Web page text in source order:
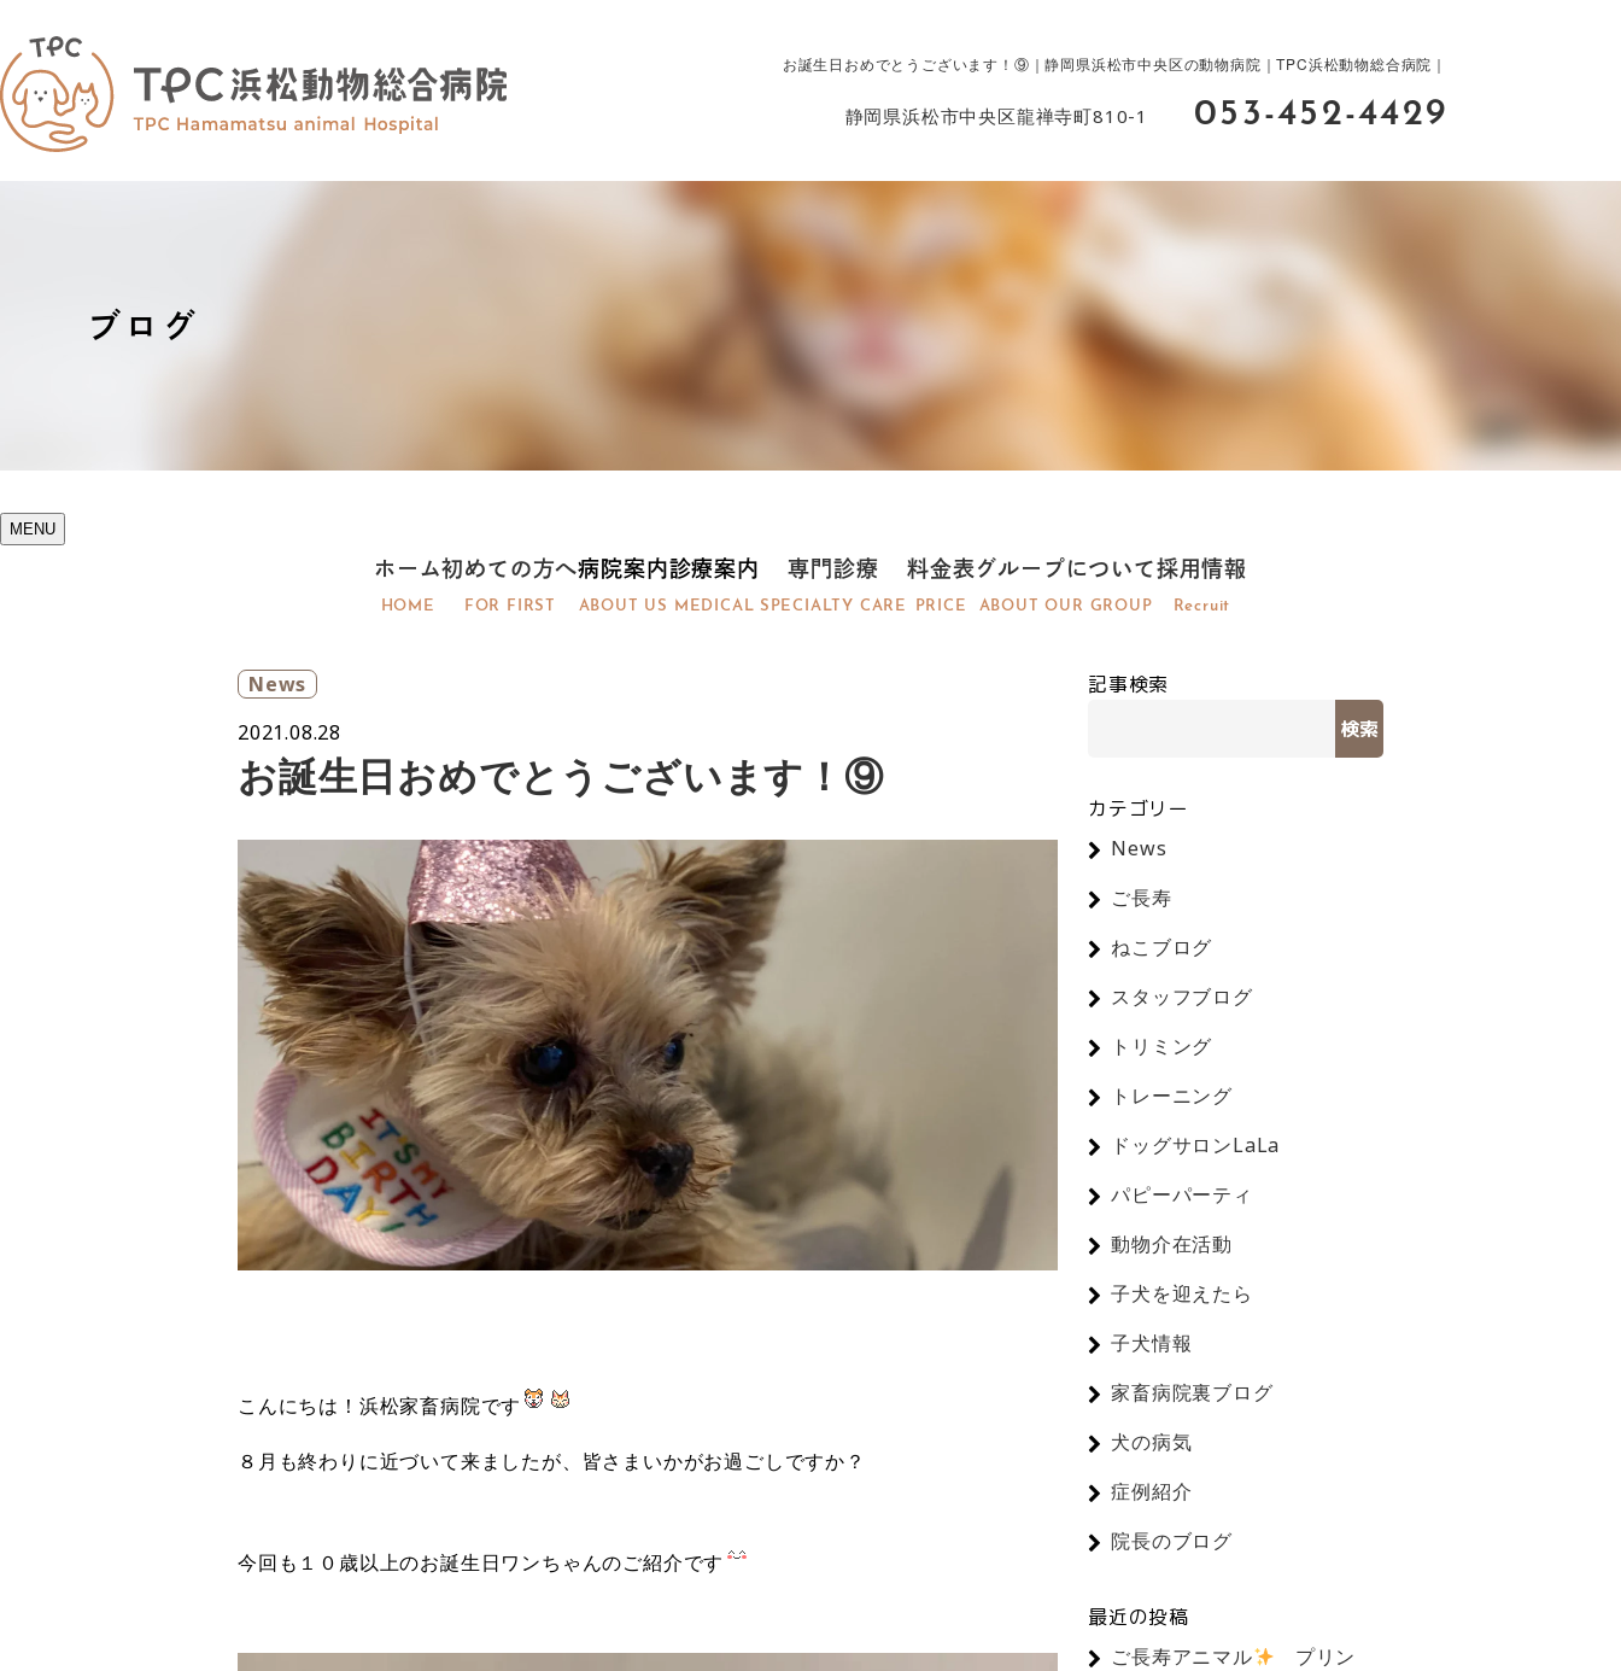
お誕生日おめでとうございます！⑨｜静岡県浜松市中央区の動物病院｜TPC浜松動物総合病院｜
静岡県浜松市中央区龍禅寺町810-1 053-452-4429
ブログ
MENU
ホーム
HOME
初めての方へ
FOR FIRST
病院案内
ABOUT US
診療案内
MEDICAL
専門診療
SPECIALTY CARE
料金表
PRICE
グループについて
ABOUT OUR GROUP
採用情報
Recruit
News
2021.08.28
お誕生日おめでとうございます！⑨
こんにちは！浜松家畜病院です
８月も終わりに近づいて来ましたが、皆さまいかがお過ごしですか？
今回も１０歳以上のお誕生日ワンちゃんのご紹介です
記事検索
検索
カテゴリー
News
ご長寿
ねこブログ
スタッフブログ
トリミング
トレーニング
ドッグサロンLaLa
パピーパーティ
動物介在活動
子犬を迎えたら
子犬情報
家畜病院裏ブログ
犬の病気
症例紹介
院長のブログ
最近の投稿
ご長寿アニマル
プリン